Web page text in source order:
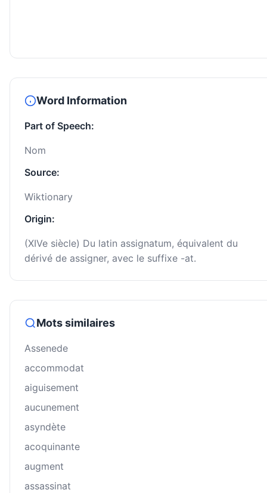
Word Information
Part of Speech:
Nom
Source:
Wiktionary
Origin:
(XIVe siècle) Du latin assignatum, équivalent du
dérivé de assigner, avec le suffixe -at.
Mots similaires
Assenede
accommodat
aiguisement
aucunement
asyndète
acoquinante
augment
assassinat